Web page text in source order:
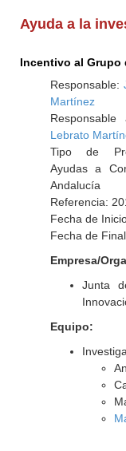
Ayuda a la
Incentivo al Grupo
Responsable:
Martínez
Responsable
Lebrato
Tipo de
Ayudas a
Andalucía
Referencia:
Fecha de
Fecha de
Empresa/
Junta
Equipo: